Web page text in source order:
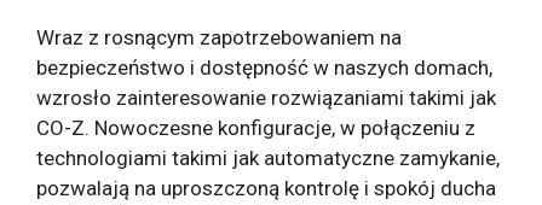
Wraz z rosnącym zapotrzebowaniem na
bezpieczeństwo i dostępność w naszych domach,
wzrosło zainteresowanie rozwiązaniami takimi jak
CO-Z. Nowoczesne konfiguracje, w połączeniu z
technologiami takimi jak automatyczne zamykanie,
pozwalają na uproszczoną kontrolę i spokój ducha